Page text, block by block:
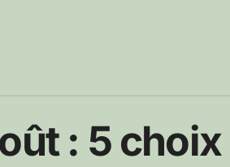
: 5 choix